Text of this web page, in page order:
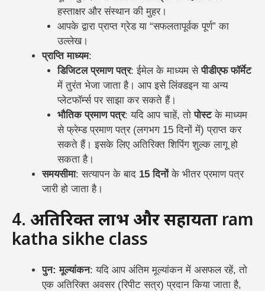
हस्ताक्षर और संस्थान की मुहर।
आपके द्वारा प्राप्त ग्रेड या “सफलतापूर्वक पूर्ण” का
उल्लेख।
प्राप्ति माध्यम:
डिजिटल प्रमाण पत्र: ईमेल के माध्यम सेपीडीएफ फॉर्मेट
में तुरंत भेजा जाता है। आप इसे लिंक्डइन या अन्य
प्लेटफॉर्म्स पर साझा कर सकते हैं।
भौतिक प्रमाण पत्र: यदि आप चाहें, तोपोस्टके माध्यम
से फ्रेम्ड प्रमाण पत्र (लगभग 15 दिनों में) प्राप्त कर
सकते हैं। इसके लिए अतिरिक्त शिपिंग शुल्क लागू हो
सकता है।
समयसीमा: सत्यापन के बाद 15 दिनोंके भीतर प्रमाण पत्र
जारी हो जाता है।
4. अतिरिक्त लाभ और सहायता ram
katha sikhe class
पुन: मूल्यांकन: यदि आप अंतिम मूल्यांकन में असफल रहें, तो
एक अतिरिक्त अवसर (रिपीट सत्र) प्रदान किया जाता है,